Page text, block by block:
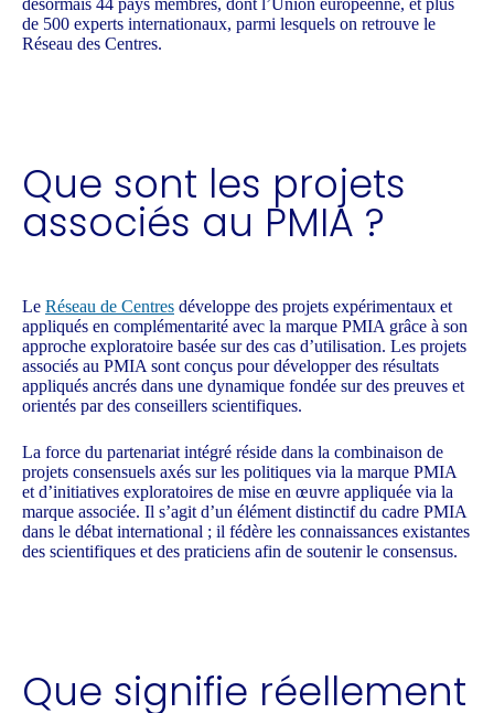
désormais 44 pays membres, dont l’Union européenne, et plus
de 500 experts internationaux, parmi lesquels on retrouve le
Réseau des Centres.
Que sont les projets
associés au PMIA ?
Le Réseau de Centres développe des projets expérimentaux et
appliqués en complémentarité avec la marque PMIA grâce à son
approche exploratoire basée sur des cas d’utilisation. Les projets
associés au PMIA sont conçus pour développer des résultats
appliqués ancrés dans une dynamique fondée sur des preuves et
orientés par des conseillers scientifiques.
La force du partenariat intégré réside dans la combinaison de
projets consensuels axés sur les politiques via la marque PMIA
et d’initiatives exploratoires de mise en œuvre appliquée via la
marque associée. Il s’agit d’un élément distinctif du cadre PMIA
dans le débat international ; il fédère les connaissances existantes
des scientifiques et des praticiens afin de soutenir le consensus.
Que signifie réellement